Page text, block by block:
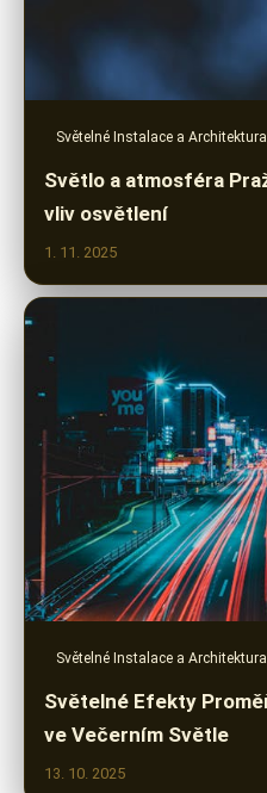
Světelné Instalace a Architektura
Světlo a atmosféra
vliv osvětlení
1. 11. 2025
Světelné Instalace a Architektura
Světelné Efekty
ve Večerním Světle
13. 10. 2025